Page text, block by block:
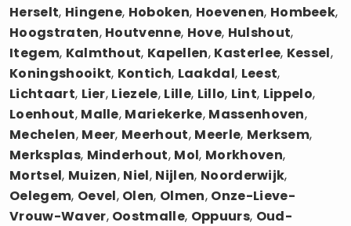
Herselt, Hingene, Hoboken, Hoevenen, Hombeek,
Hoogstraten, Houtvenne, Hove, Hulshout,
Itegem, Kalmthout, Kapellen, Kasterlee, Kessel,
Koningshooikt, Kontich, Laakdal, Leest,
Lichtaart, Lier, Liezele, Lille, Lillo, Lint, Lippelo,
Loenhout, Malle, Mariekerke, Massenhoven,
Mechelen, Meer, Meerhout, Meerle, Merksem,
Merksplas, Minderhout, Mol, Morkhoven,
Mortsel, Muizen, Niel, Nijlen, Noorderwijk,
Oelegem, Oevel, Olen, Olmen, Onze-Lieve-
Vrouw-Waver, Oostmalle, Oppuurs, Oud-